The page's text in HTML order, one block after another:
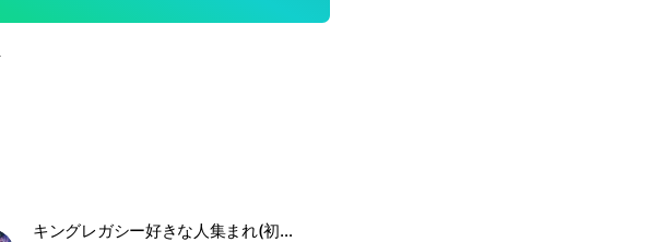
キングレガシー好きな人集まれ(初心者から上級者まで大歓迎！！)